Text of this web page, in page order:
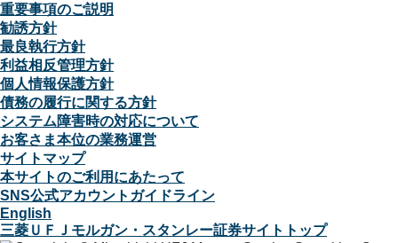
重要事項のご説明
勧誘方針
最良執行方針
利益相反管理方針
個人情報保護方針
債務の履行に関する方針
システム障害時の対応について
お客さま本位の業務運営
サイトマップ
本サイトのご利用にあたって
SNS公式アカウントガイドライン
English
三菱ＵＦＪモルガン・スタンレー証券サイトトップ